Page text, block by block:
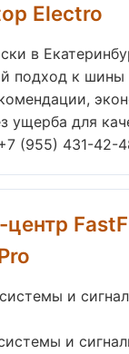
Electro
в
подход к шины
ущерба для
(955) 431-42-
и
и